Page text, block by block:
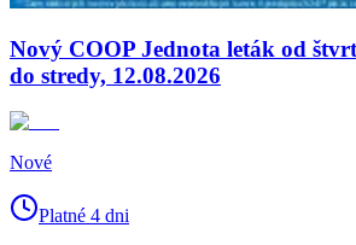
Nový COOP Jednota leták od
do stredy, 12.08.2026
Nové
Platné 4 dni